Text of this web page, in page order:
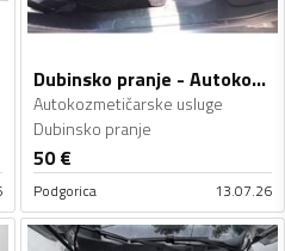
Dubinsko pranje - Autokozmetičarske usluge
Autokozmetičarske usluge
Dubinsko pranje
50€
Podgorica 13.07.26